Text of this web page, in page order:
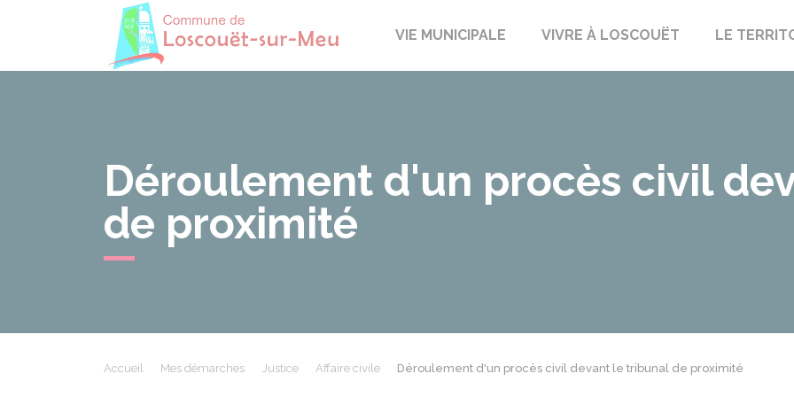
Loscouët-sur-Meu
VIE MUNICIPALE VIVRE À LOSCOUËT LE
Déroulement d'un procès civil
de proximité
Accueil Mes démarches Justice Affaire civile Déroulement d'un procès civil devant le tribunal de proximité